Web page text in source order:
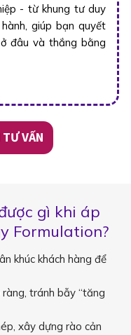
- từ khung tư duy
giúp bạn quyết
đâu và thắng bằng
VẤN
gì khi áp
Formulation?
khúc khách hàng để
tránh bẫy “tăng
xây dựng rào cản